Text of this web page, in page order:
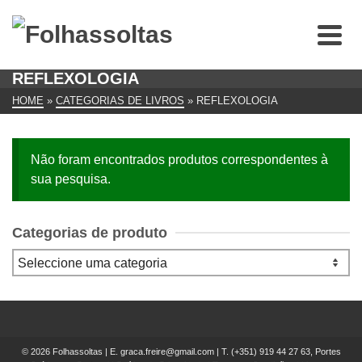
REFLEXOLOGIA
HOME » CATEGORIAS DE LIVROS » REFLEXOLOGIA
Não foram encontrados produtos correspondentes à
sua pesquisa.
Categorias de produto
© 2026 Folhassoltas | E. graca.freire@gmail.com| T. (+351) 919 44 27 63, Portes